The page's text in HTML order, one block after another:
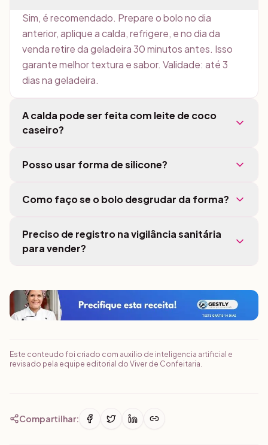
Sim, é recomendado. Prepare o bolo no dia
anterior, aplique a calda, refrigere, e no dia da
venda retire da geladeira 30 minutos antes. Isso
garante melhor textura e sabor. Validade: até 3
dias na geladeira.
A calda pode ser feita com leite de coco
caseiro?
Posso usar forma de silicone?
Como faço se o bolo desgrudar da forma?
Preciso de registro na vigilância sanitária
para vender?
Este conteudo foi criado com auxilio de inteligencia artificial e
revisado pela equipe editorial do Viver de Confeitaria.
Compartilhar: